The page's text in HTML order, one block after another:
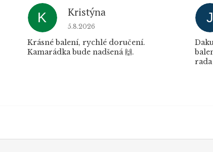
hvězdiček.
K Kristýna
Hodnocení obchodu je 5 z 5 hvězdiček.
5.8.2026
Krásné balení, rychlé doručení.
Kamarádka bude nadšená 🙌.
J
rada